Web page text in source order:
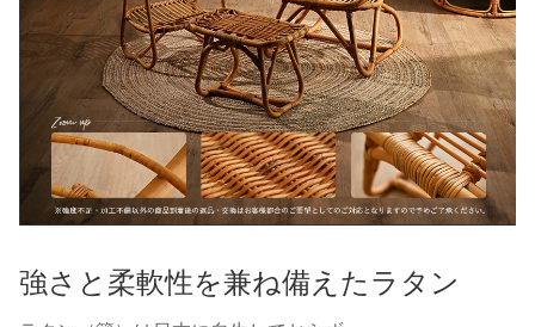
強さと柔軟性を兼ね備えたラタン